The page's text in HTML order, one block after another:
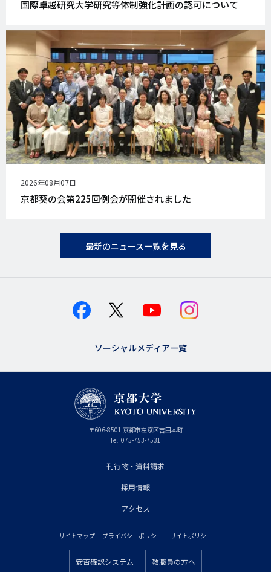
日
国際卓越研究大学研究等体制強化計画の認可について
公
開
日
2026年08月07日
京都葵の会第225回例会が開催されました
最新のニュース一覧を見る
ソーシャルメディア一覧
〒606-8501 京
都
府
京都市左京区吉田本町
Tel: 075-753-7531
刊行物・資料請求
採用情報
アクセス
サイトマップ プライバシーポリシー サイトポリシー
安否確認システム 教職員の方へ